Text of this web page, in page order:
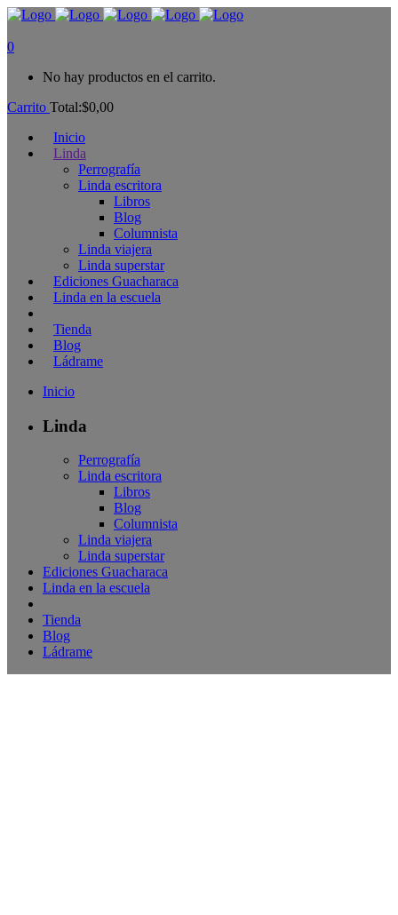
0
No hay productos en el carrito.
Carrito Total:$0,00
Inicio
Linda
Perrografía
Linda escritora
Libros
Blog
Columnista
Linda viajera
Linda superstar
Ediciones Guacharaca
Linda en la escuela
Tienda
Blog
Ládrame
Inicio
Linda
Perrografía
Linda escritora
Libros
Blog
Columnista
Linda viajera
Linda superstar
Ediciones Guacharaca
Linda en la escuela
Tienda
Blog
Ládrame